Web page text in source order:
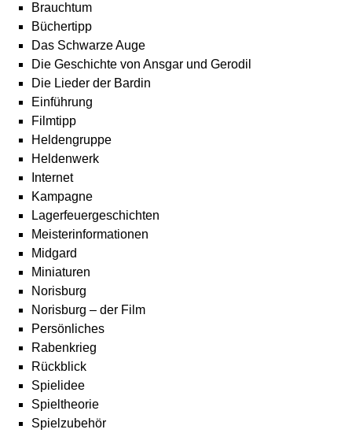
Brauchtum
Büchertipp
Das Schwarze Auge
Die Geschichte von Ansgar und Gerodil
Die Lieder der Bardin
Einführung
Filmtipp
Heldengruppe
Heldenwerk
Internet
Kampagne
Lagerfeuergeschichten
Meisterinformationen
Midgard
Miniaturen
Norisburg
Norisburg – der Film
Persönliches
Rabenkrieg
Rückblick
Spielidee
Spieltheorie
Spielzubehör